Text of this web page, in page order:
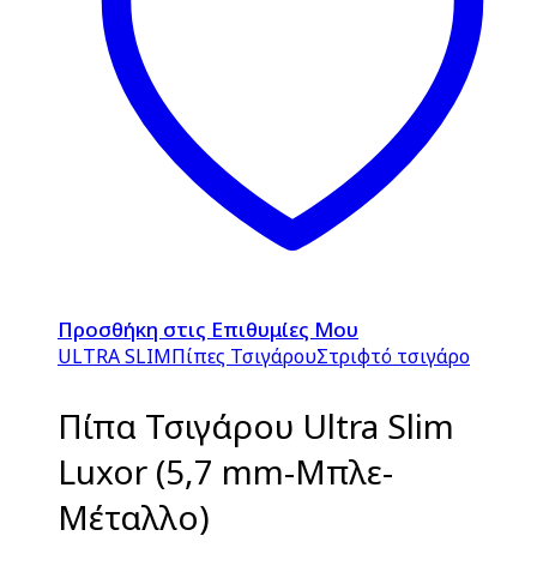
Προσθήκη στις Επιθυμίες Μου
ULTRA SLIMΠίπες ΤσιγάρουΣτριφτό τσιγάρο
Πίπα Τσιγάρου Ultra Slim
Luxor (5,7 mm-Μπλε-
Μέταλλο)